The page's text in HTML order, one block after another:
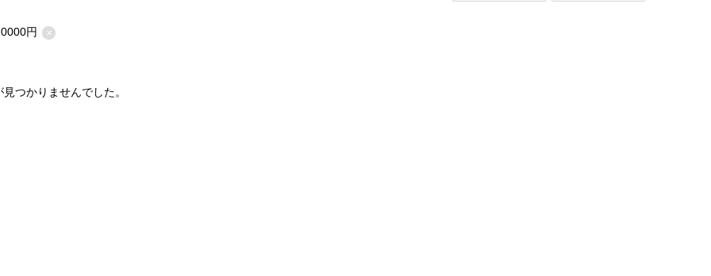
円 ×
つかりませんでした。